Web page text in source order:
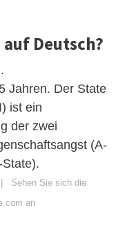
Deutsch?
Jahren. Der State
ist ein
der zwei
(A-
Sehen Sie sich die
an